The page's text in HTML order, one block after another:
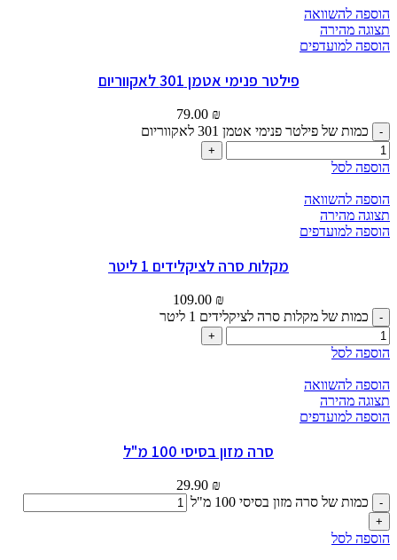
הוספה להשוואה
תצוגה מהירה
הוספה למועדפים
פילטר פנימי אטמן 301 לאקווריום
79.00 ₪
כמות של פילטר פנימי אטמן 301 לאקווריום
הוספה לסל
הוספה להשוואה
תצוגה מהירה
הוספה למועדפים
מקלות סרה לציקלידים 1 ליטר
109.00 ₪
כמות של מקלות סרה לציקלידים 1 ליטר
הוספה לסל
הוספה להשוואה
תצוגה מהירה
הוספה למועדפים
סרה מזון בסיסי 100 מ"ל
29.90 ₪
כמות של סרה מזון בסיסי 100 מ"ל
הוספה לסל